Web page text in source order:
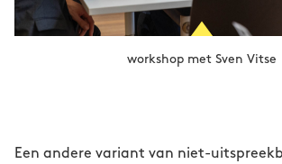
workshop met Sven Vitse
Een andere variant van niet-